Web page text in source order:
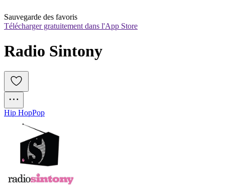
Sauvegarde des favoris
Télécharger gratuitement dans l'App Store
Radio Sintony
Hip HopPop